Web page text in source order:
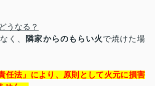
うなる？
く、 隣家からのもらい火で焼けた場
任法」により、原則として火元に損害